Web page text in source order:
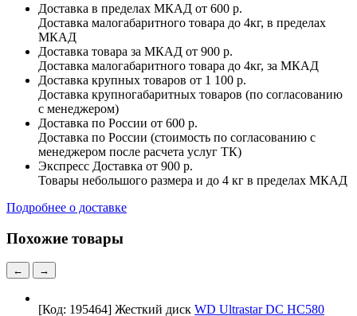
Доставка в пределах МКАД от 600 р.
Доставка малогабаритного товара до 4кг, в пределах
МКАД
Доставка товара за МКАД от 900 р.
Доставка малогабаритного товара до 4кг, за МКАД
Доставка крупных товаров от 1 100 р.
Доставка крупногабаритных товаров (по согласованию
с менеджером)
Доставка по России от 600 р.
Доставка по России (стоимость по согласованию с
менеджером после расчета услуг ТК)
Экспресс Доставка от 900 р.
Товары небольшого размера и до 4 кг в пределах МКАД
Подробнее о доставке
Похожие товары
← →
[Код: 195464] Жесткий диск WD Ultrastar DC HC580